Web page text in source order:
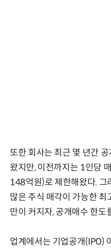
또한 회사는 최근 몇 년간
왔지만, 이전까지는 1인당
148억원)로 제한해왔다. 그
많은 주식 매각이 가능한
만이 커지자, 공개매수 한도
업계에서는 기업공개(IPO)